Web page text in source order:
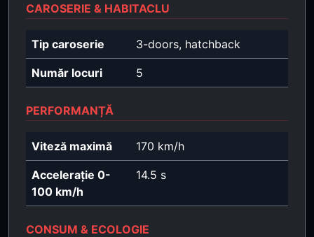
CAROSERIE & HABITACLU
Tip caroserie 3-doors, hatchback
Număr locuri 5
PERFORMANȚĂ
Viteză maximă 170 km/h
Accelerație 0-
100 km/h
14.5 s
CONSUM & ECOLOGIE